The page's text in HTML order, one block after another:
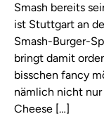
Smash bereits
ist Stuttgart an
Smash-Burger-
bringt damit
bisschen fancy
nämlich nicht
Cheese […]